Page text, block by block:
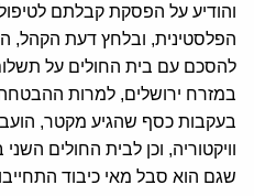
והודיע על הפסקת קבלתם
הפלסטינית, ובלחץ דעת הקהל,
להסכם עם בית החולים על
במזרח ירושלים, למרות
בעקבות כסף שהגיע מקטר,
וויקטוריה, וכן לבית החולים
שגם הוא סבל מאי כיבוד